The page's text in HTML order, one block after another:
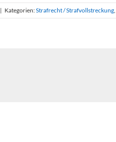
| Kategorien:Strafrecht / Strafvollstreckung,